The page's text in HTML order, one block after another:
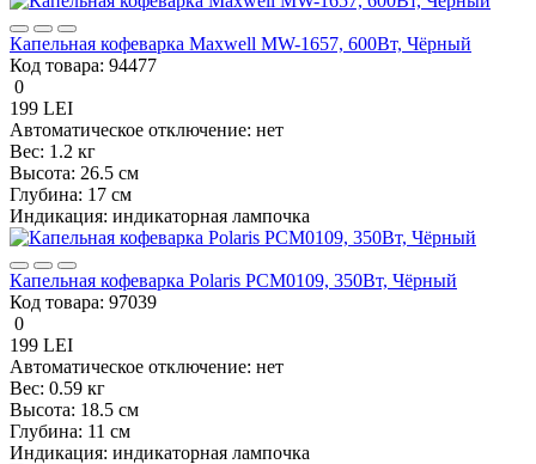
Капельная кофеварка Maxwell MW-1657, 600Вт, Чёрный
Код товара: 94477
0
199 LEI
Автоматическое отключение: нет
Вес: 1.2 кг
Высота: 26.5 см
Глубина: 17 см
Индикация: индикаторная лампочка
Капельная кофеварка Polaris PCM0109, 350Вт, Чёрный
Код товара: 97039
0
199 LEI
Автоматическое отключение: нет
Вес: 0.59 кг
Высота: 18.5 см
Глубина: 11 см
Индикация: индикаторная лампочка